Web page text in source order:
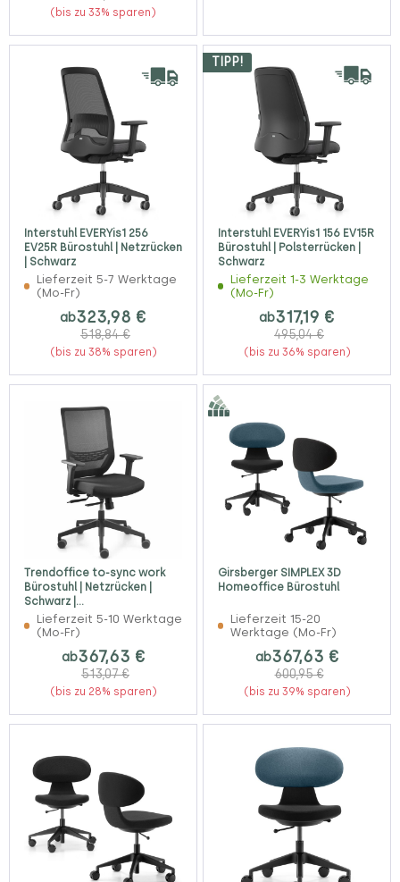
(bis zu 33% sparen)
Interstuhl EVERYis1 256
EV25R Bürostuhl | Netzrücken
| Schwarz
Lieferzeit 5-7 Werktage
(Mo-Fr)
ab323,98 €
518,84 €
(bis zu 38% sparen)
TIPP!
Interstuhl EVERYis1 156 EV15R
Bürostuhl | Polsterrücken |
Schwarz
Lieferzeit 1-3 Werktage
(Mo-Fr)
ab317,19 €
495,04 €
(bis zu 36% sparen)
Trendoffice to-sync work
Bürostuhl | Netzrücken |
Schwarz |
Komplettausstattung
Lieferzeit 5-10 Werktage
(Mo-Fr)
ab367,63 €
513,07 €
(bis zu 28% sparen)
Girsberger SIMPLEX 3D
Homeoffice Bürostuhl
Lieferzeit 15-20
Werktage (Mo-Fr)
ab367,63 €
600,95 €
(bis zu 39% sparen)